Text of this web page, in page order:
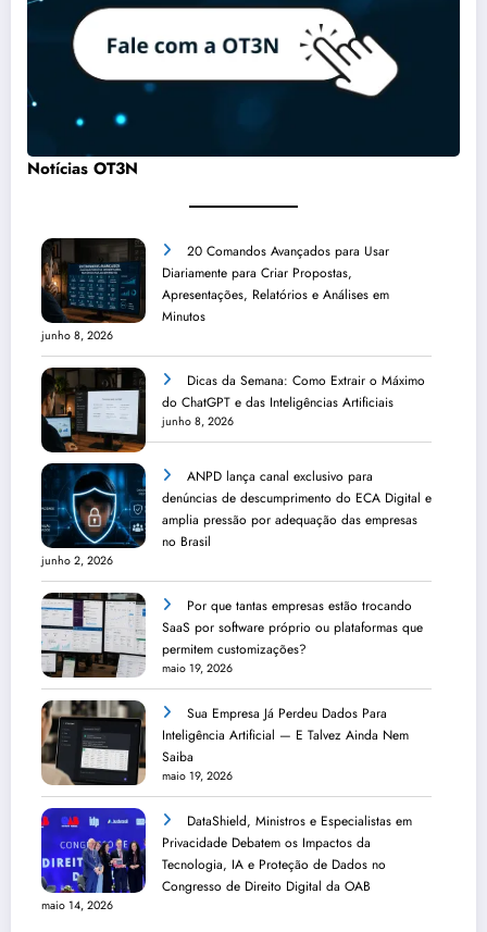
Notícias OT3N
20 Comandos Avançados para Usar
Diariamente para Criar Propostas,
Apresentações, Relatórios e Análises em
Minutos
junho 8, 2026
Dicas da Semana: Como Extrair o Máximo
do ChatGPT e das Inteligências Artificiais
junho 8, 2026
ANPD lança canal exclusivo para
denúncias de descumprimento do ECA Digital e
amplia pressão por adequação das empresas
no Brasil
junho 2, 2026
Por que tantas empresas estão trocando
SaaS por software próprio ou plataformas que
permitem customizações?
maio 19, 2026
Sua Empresa Já Perdeu Dados Para
Inteligência Artificial — E Talvez Ainda Nem
Saiba
maio 19, 2026
DataShield, Ministros e Especialistas em
Privacidade Debatem os Impactos da
Tecnologia, IA e Proteção de Dados no
Congresso de Direito Digital da OAB
maio 14, 2026